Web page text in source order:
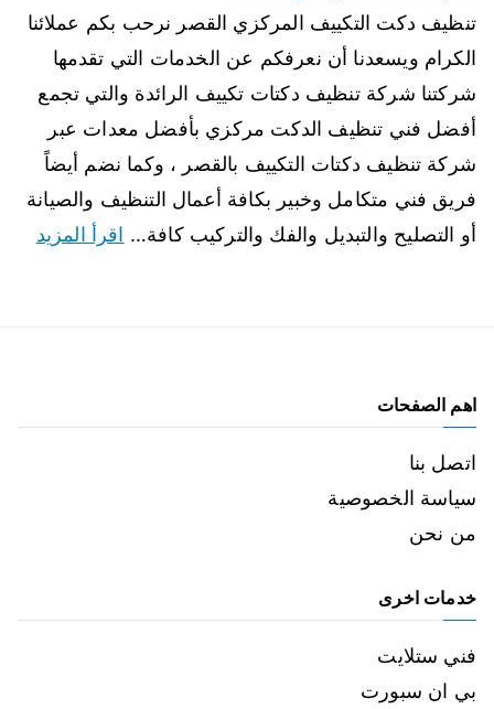
تنظيف دكت التكييف المركزي القصر نرحب بكم عملائنا
الكرام ويسعدنا أن نعرفكم عن الخدمات التي تقدمها
شركتنا شركة تنظيف دكتات تكييف الرائدة والتي تجمع
أفضل فني تنظيف الدكت مركزي بأفضل معدات عبر
شركة تنظيف دكتات التكييف بالقصر ، وكما نضم أيضاً
فريق فني متكامل وخبير بكافة أعمال التنظيف والصيانة
أو التصليح والتبديل والفك والتركيب كافة… اقرأ المزيد
اهم الصفحات
اتصل بنا
سياسة الخصوصية
من نحن
خدمات اخرى
فني ستلايت
بي ان سبورت